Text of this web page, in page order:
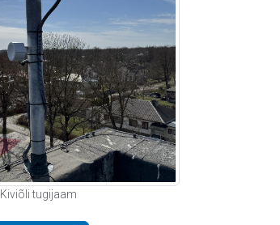
Kiviõli tugijaam